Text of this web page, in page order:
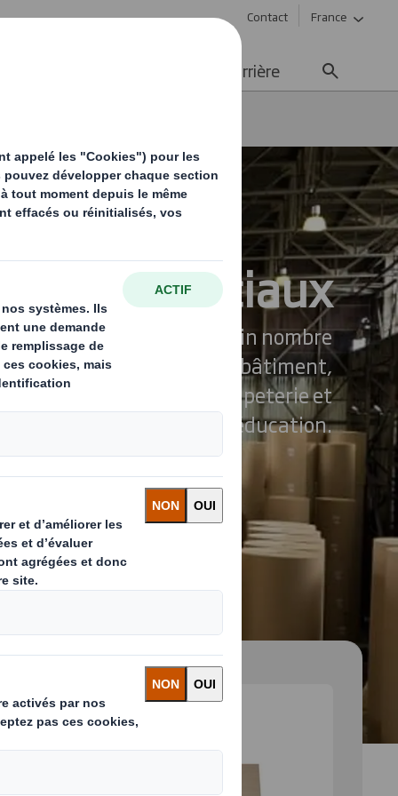
Contact France
Carrière
Spéciaux
papiers pour un certain nombre
notamment le bâtiment,
l’agroalimentaire, la papeterie et
l’éducation.
and next buttons to move between slides. Only